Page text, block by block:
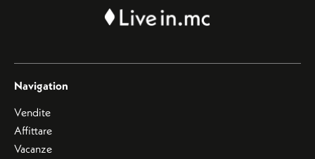
Navigation
Vendite
Affittare
Vacanze